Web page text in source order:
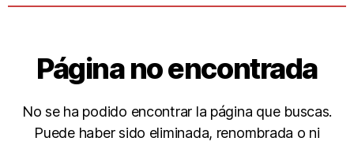
Página no encontrada
No se ha podido encontrar la página que buscas.
Puede haber sido eliminada, renombrada o ni